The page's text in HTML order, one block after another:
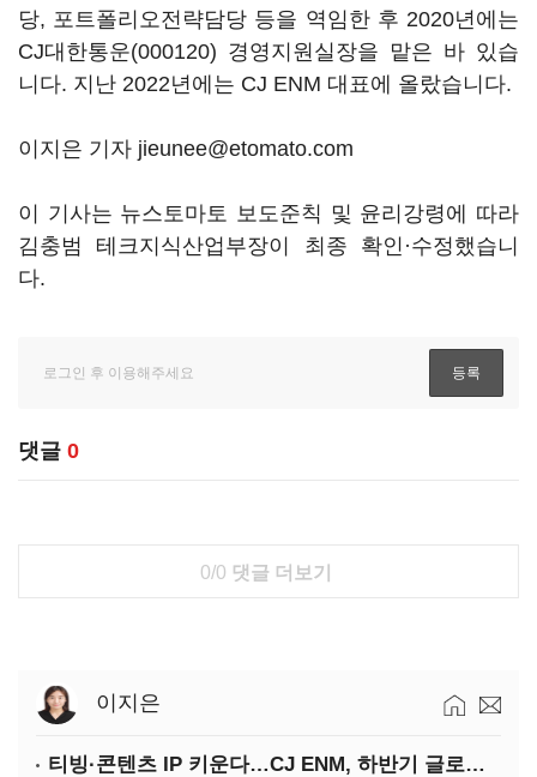
당, 포트폴리오전략담당 등을 역임한 후 2020년에는
CJ대한통운(000120) 경영지원실장을 맡은 바 있습
니다. 지난 2022년에는 CJ ENM 대표에 올랐습니다.
이지은 기자 jieunee@etomato.com
이 기사는 뉴스토마토 보도준칙 및 윤리강령에 따라
김충범 테크지식산업부장이 최종 확인·수정했습니
다.
댓글 0
0/0 댓글 더보기
이지은
티빙·콘텐츠 IP 키운다…CJ ENM, 하반기 글로벌 확장 가속